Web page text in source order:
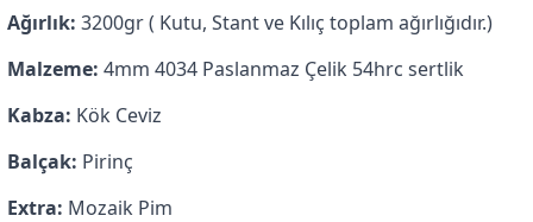
Ağırlık: 3200gr ( Kutu, Stant ve Kılıç toplam ağırlığıdır.)
Malzeme: 4mm 4034 Paslanmaz Çelik 54hrc sertlik
Kabza: Kök Ceviz
Balçak: Pirinç
Extra: Mozaik Pim